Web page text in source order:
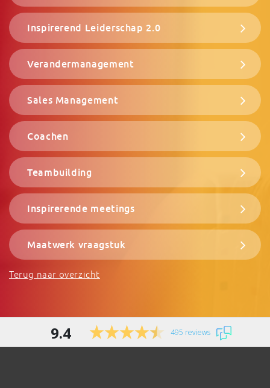
Terug naar overzicht
Inspirerend Leiderschap 2.0
Verandermanagement
Sales Management
Coachen
Teambuilding
Inspirerende meetings
Maatwerk vraagstuk
9.4 495 reviews